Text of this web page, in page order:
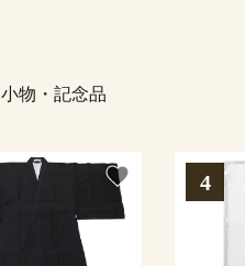
小物・記念品
favorite